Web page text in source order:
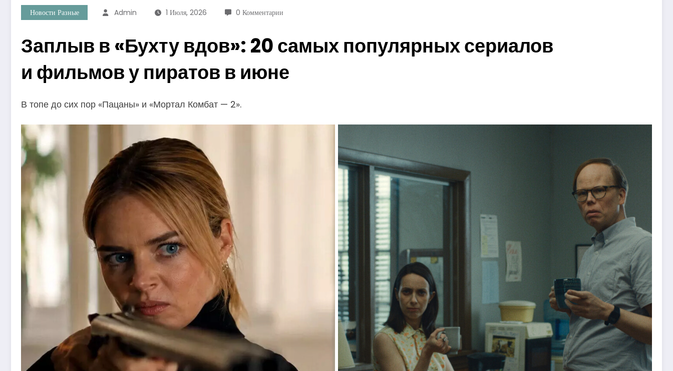
Новости Разные Admin 1 Июля, 2026 0 Комментарии
Заплыв в «Бухту вдов»: 20 самых популярных сериалов
и фильмов у пиратов в июне
В топе до сих пор «Пацаны» и «Мортал Комбат — 2».